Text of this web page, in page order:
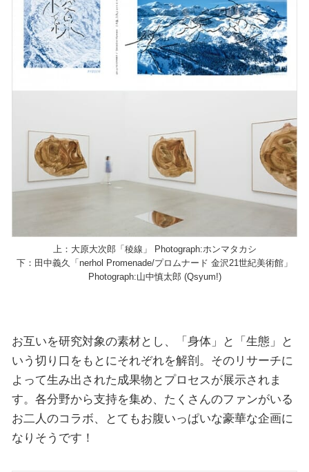
上：大原大次郎「稜線」 Photograph:ホンマタカシ
下：田中義久「nerhol Promenade/プロムナード 金沢21世紀美術館」
Photograph:山中慎太郎 (Qsyum!)
お互いを研究対象の素材とし、「身体」と「生態」と
いう切り口をもとにそれぞれを解剖。そのリサーチに
よって生み出された成果物とプロセスが展示されま
す。各分野から支持を集め、たくさんのファンがいる
お二人のコラボ、とてもお腹いっぱいな豪華な企画に
なりそうです！